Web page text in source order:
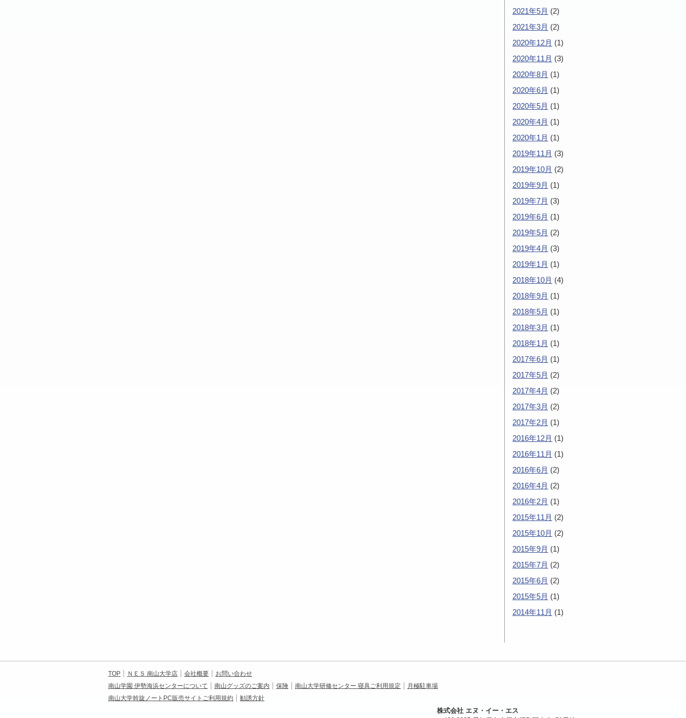
2021年5月 (2)
2021年3月 (2)
2020年12月 (1)
2020年11月 (3)
2020年8月 (1)
2020年6月 (1)
2020年5月 (1)
2020年4月 (1)
2020年1月 (1)
2019年11月 (3)
2019年10月 (2)
2019年9月 (1)
2019年7月 (3)
2019年6月 (1)
2019年5月 (2)
2019年4月 (3)
2019年1月 (1)
2018年10月 (4)
2018年9月 (1)
2018年5月 (1)
2018年3月 (1)
2018年1月 (1)
2017年6月 (1)
2017年5月 (2)
2017年4月 (2)
2017年3月 (2)
2017年2月 (1)
2016年12月 (1)
2016年11月 (1)
2016年6月 (2)
2016年4月 (2)
2016年2月 (1)
2015年11月 (2)
2015年10月 (2)
2015年9月 (1)
2015年7月 (2)
2015年6月 (2)
2015年5月 (1)
2014年11月 (1)
TOP ＮＥＳ 南山大学店 会社概要
お問い合わせ
南山学園 伊勢海浜センターについて
南山グッズのご案内 保険 南山大学研修センター 寝具ご利用規定
月極駐車場
南山大学斡旋ノートPC販売サイトご利用規約
勧誘方針
株式会社 エヌ・イー・エス